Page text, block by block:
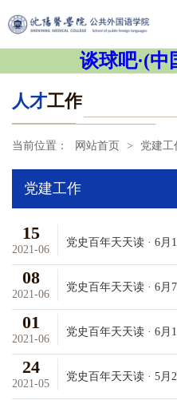
谈球吧·(中
人才工作
当前位置： 网站首页 > 党建工
党建工作
15
2021-06
党史百年天天读 · 6月
08
2021-06
党史百年天天读 · 6月
01
2021-06
党史百年天天读 · 6月
24
2021-05
党史百年天天读 · 5月